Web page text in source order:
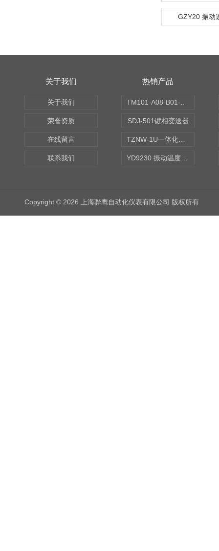
GZY20 振动
关于我们
关于我们
荣誉资质
在线留言
联系我们
热销产品
SDJ-501键相变送器
Copyright © 2026 上海骅鹰自动化仪表有限公司 版权所有